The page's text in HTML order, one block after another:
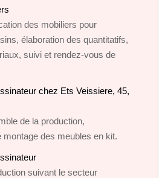
des mobiliers pour
élaboration des quantitatifs,
suivi et rendez-vous de
chez Ets Veissiere, 45,
de la production,
montage des meubles en kit.
suivant le secteur